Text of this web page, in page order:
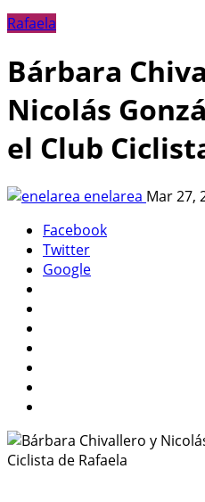
Rafaela
Bárbara
Nicolás
el Club
enelarea Mar 27,
Facebook
Twitter
Google